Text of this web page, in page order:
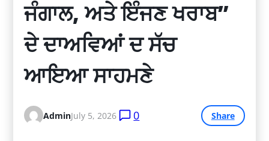
ਜੰਗਾਲ, ਅਤੇ ਇੰਜਣ ਖਰਾਬ”
ਦੇ ਦਾਅਵਿਆਂ ਦ ਸੱਚ
ਆਇਆ ਸਾਹਮਣੇ
AdminJuly 5, 2026 0 Share